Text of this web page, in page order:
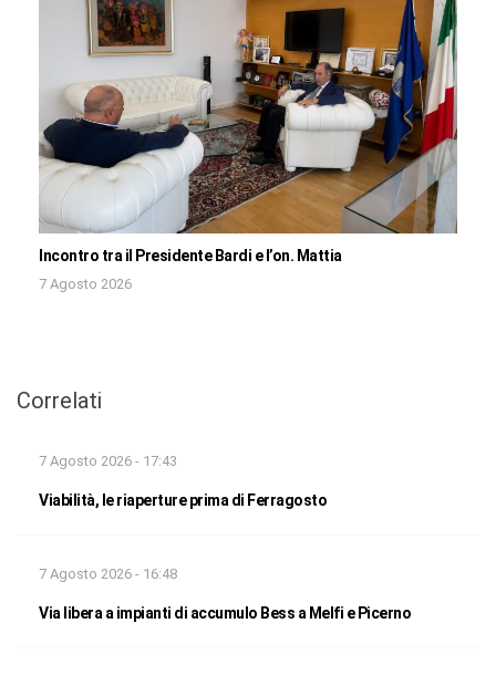
Incontro tra il Presidente Bardi e l’on. Mattia
7 Agosto 2026
Correlati
7 Agosto 2026 - 17:43
Viabilità, le riaperture prima di Ferragosto
7 Agosto 2026 - 16:48
Via libera a impianti di accumulo Bess a Melfi e Picerno